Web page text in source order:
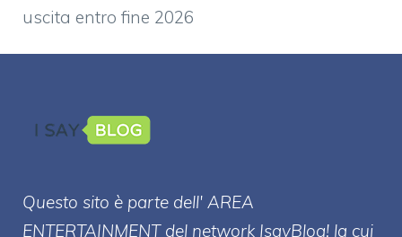
uscita entro fine 2026
Questo sito è parte dell' AREA
ENTERTAINMENT del network IsayBlog! la cui